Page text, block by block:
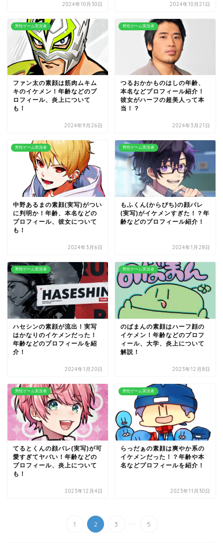
2024年10月30日 2024年10月21日
男性ゲーム実況者
ファン太の素顔は筋肉ムキム
キのイケメン！年齢などのプ
ロフィール、炎上について
も！
2024年9月26日
男性ゲーム実況者
つるおかかものはしの年齢、
本名などプロフィール紹介！
彼女がハーフの超美人って本
当！？
2024年3月21日
男性ゲーム実況者
中野あるまの素顔(実写)がつい
に判明か！年齢、本名などの
プロフィール、彼女について
も！
2024年3月6日
男性ゲーム実況者
もふくん(からぴち)の顔バレ
(実写)がイケメンすぎた！？年
齢などのプロフィール紹介！
2024年1月28日
男性ゲーム実況者
ハセシンの素顔が流出！実写
はかなりのイケメンだった！
年齢などのプロフィールを紹
介！
2024年1月20日
男性ゲーム実況者
のばまんの素顔はハーフ顔の
イケメン！年齢などのプロフ
ィール、大学、炎上について
解説！
2023年12月8日
男性ゲーム実況者
てるとくんの顔バレ(実写)が可
愛すぎてヤバい！年齢などの
プロフィール、炎上について
も！
2023年12月4日
男性ゲーム実況者
らっだぁの素顔は爽やか系の
イケメンだった！？年齢や本
名などプロフィールを紹介！
2023年11月30日
1 2 3 ... 5